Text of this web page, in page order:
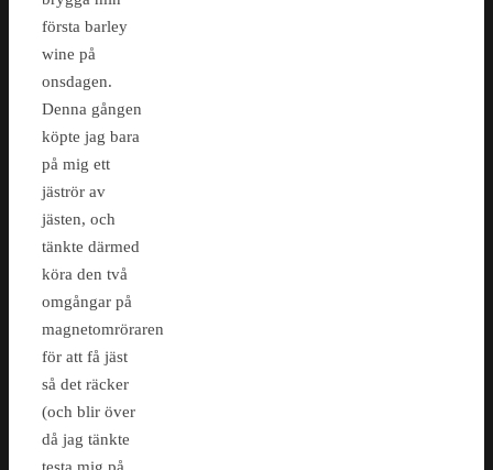
första barley
wine på
onsdagen.
Denna gången
köpte jag bara
på mig ett
jäströr av
jästen, och
tänkte därmed
köra den två
omgångar på
magnetomröraren
för att få jäst
så det räcker
(och blir över
då jag tänkte